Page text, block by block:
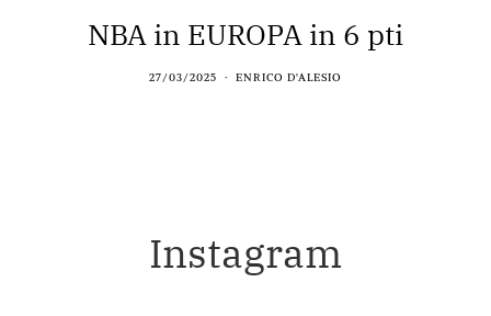
NBA in EUROPA in 6 pti
27/03/2025 ENRICO D'ALESIO
Instagram